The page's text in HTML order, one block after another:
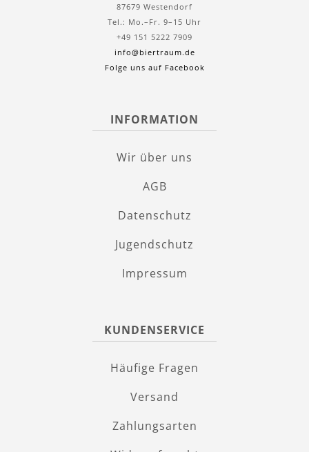
87679 Westendorf
Tel.: Mo.–Fr. 9–15 Uhr
+49 151 5222 7909
info@biertraum.de
Folge uns auf Facebook
INFORMATION
Wir über uns
AGB
Datenschutz
Jugendschutz
Impressum
KUNDENSERVICE
Häufige Fragen
Versand
Zahlungsarten